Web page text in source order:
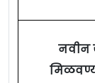
नवीन